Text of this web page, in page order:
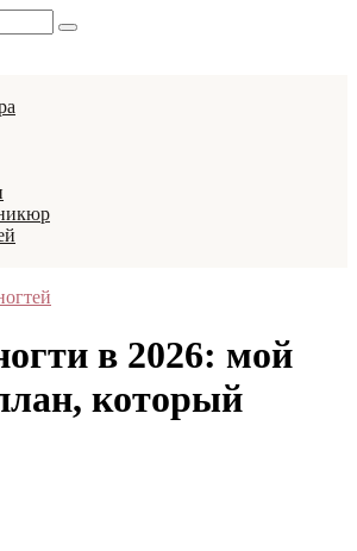
в 2026: мой
который